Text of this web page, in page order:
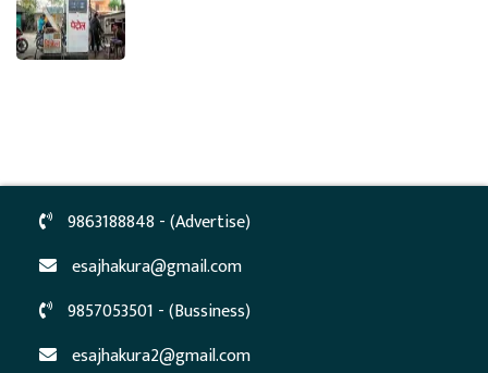
9863188848 - (Advertise)
esajhakura@gmail.com
9857053501 - (Bussiness)
esajhakura2@gmail.com